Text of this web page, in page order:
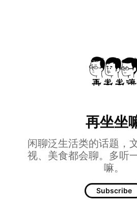
再坐坐
闲聊泛生活类的话题，
视、美食都会聊。多听
嘛。
Subscribe